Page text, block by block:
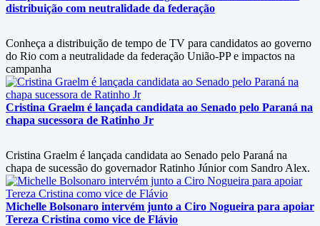
distribuição com neutralidade da federação
Conheça a distribuição de tempo de TV para candidatos ao governo
do Rio com a neutralidade da federação União-PP e impactos na
campanha
Cristina Graelm é lançada candidata ao Senado pelo Paraná na
chapa sucessora de Ratinho Jr
Cristina Graelm é lançada candidata ao Senado pelo Paraná na
chapa de sucessão do governador Ratinho Júnior com Sandro Alex.
Michelle Bolsonaro intervém junto a Ciro Nogueira para apoiar
Tereza Cristina como vice de Flávio